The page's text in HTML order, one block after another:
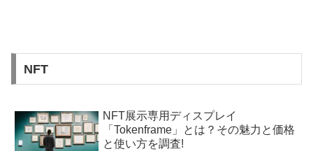
NFT
NFT展示専用ディスプレイ
「Tokenframe」とは？その魅力と価格
と使い方を調査!